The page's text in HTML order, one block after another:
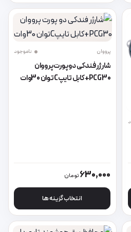
می باشد. گزینه ها ممکن است در
پرووان ناموجود
شارژر فندکی دو پورت پرووان
PCG30+کابل تایپCتوان 30وات
630,000تومان
انتخاب گزینه ها
این محصول دارای انواع مختلفی